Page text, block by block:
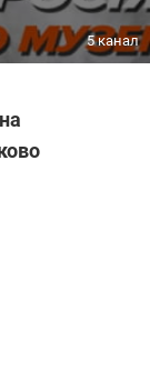
5 канал